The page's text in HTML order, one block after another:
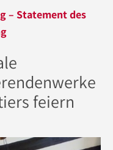
– Statement des
feiern